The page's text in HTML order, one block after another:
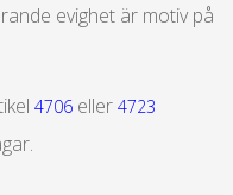
evighet är motiv på
4706 eller 4723